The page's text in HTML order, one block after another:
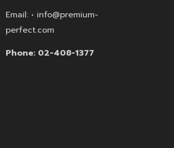
Email: • info@premium-
perfect.com
Phone: 02-408-1377